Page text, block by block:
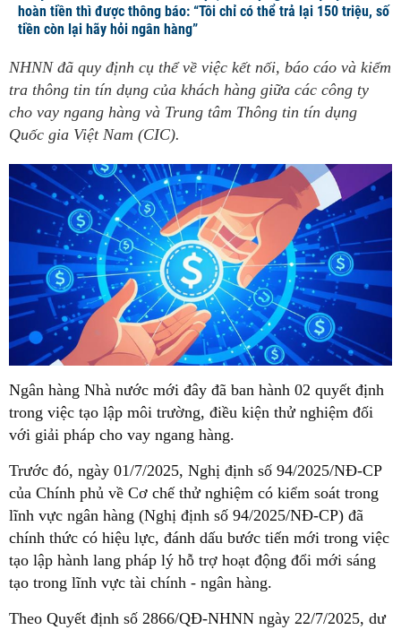
hoàn tiền thì được thông báo: “Tôi chỉ có thể trả lại 150 triệu, số
tiền còn lại hãy hỏi ngân hàng”
NHNN đã quy định cụ thể về việc kết nối, báo cáo và kiểm
tra thông tin tín dụng của khách hàng giữa các công ty
cho vay ngang hàng và Trung tâm Thông tin tín dụng
Quốc gia Việt Nam (CIC).
Ngân hàng Nhà nước mới đây đã ban hành 02 quyết định
trong việc tạo lập môi trường, điều kiện thử nghiệm đối
với giải pháp cho vay ngang hàng.
Trước đó, ngày 01/7/2025, Nghị định số 94/2025/NĐ-CP
của Chính phủ về Cơ chế thử nghiệm có kiểm soát trong
lĩnh vực ngân hàng (Nghị định số 94/2025/NĐ-CP) đã
chính thức có hiệu lực, đánh dấu bước tiến mới trong việc
tạo lập hành lang pháp lý hỗ trợ hoạt động đổi mới sáng
tạo trong lĩnh vực tài chính - ngân hàng.
Theo Quyết định số 2866/QĐ-NHNN ngày 22/7/2025, dư